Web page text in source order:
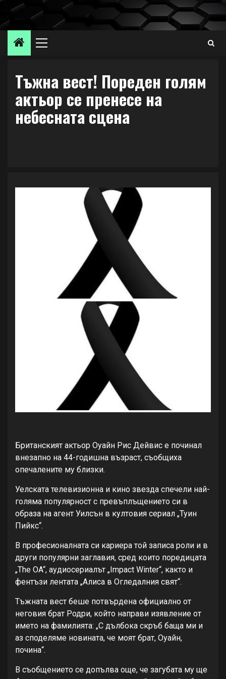
Skip
content
Primary
Тъжна вест! Пореден голям
актьор се пренесе на
небесната сцена
Британският актьор Оуайн Рис Дейвис е починал
внезапно на 44-годишна възраст, съобщиха
опечалените му близки.
Уелската телевизионна и кино звезда спечели най-
голяма популярност с превъплъщението си в
образа на агент Уилсън в култовия сериал „Туин
Пийкс“.
В професионалната си кариера той записа роли и в
други популярни заглавия, сред които поредицата
„The OA“, аудиосериалът „Impact Winter“, както и
фентъзи лентата „Алиса в Огледалния свят“.
Тъжната вест беше потвърдена официално от
неговия брат Родри, който направи изявление от
името на фамилията: „С дълбока скръб баща ми и
аз споделяме новината, че моят брат, Оуайн,
почина“.
В съобщението се допълва още, че загубата му ще